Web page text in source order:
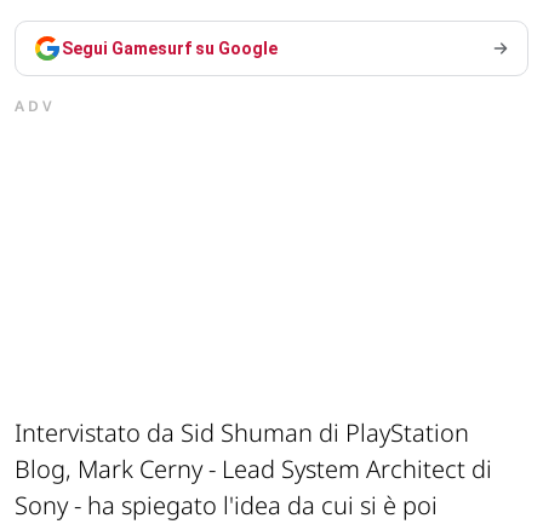
Segui Gamesurf su Google
ADV
Intervistato da Sid Shuman di PlayStation
Blog, Mark Cerny - Lead System Architect di
Sony - ha spiegato l'idea da cui si è poi